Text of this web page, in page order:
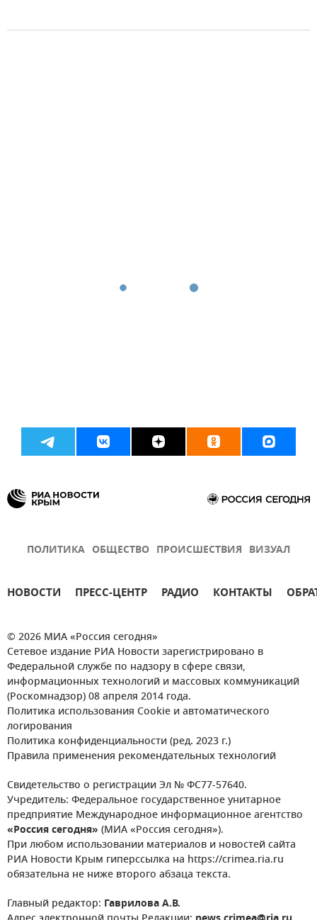
ПОЛИТИКА ОБЩЕСТВО ПРОИСШЕСТВИЯ ВИЗУАЛ
НОВОСТИ ПРЕСС-ЦЕНТР РАДИО КОНТАКТЫ
© 2026 МИА «Россия сегодня»
Сетевое издание РИА Новости зарегистрировано в
Федеральной службе по надзору в сфере связи,
информационных технологий и массовых коммуникаций
(Роскомнадзор) 08 апреля 2014 года.
Политика использования Cookie и автоматического
логирования
Политика конфиденциальности (ред. 2023 г.)
Правила применения рекомендательных технологий
Свидетельство о регистрации Эл № ФС77-57640.
Учредитель: Федеральное государственное унитарное
предприятие Международное информационное агентство
«Россия сегодня» (МИА «Россия сегодня»).
При любом использовании материалов и новостей сайта
РИА Новости Крым гиперссылка на https://crimea.ria.ru
обязательна не ниже второго абзаца текста.
Главный редактор: Гаврилова А.В.